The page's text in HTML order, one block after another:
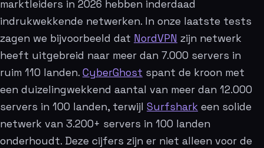
marktleiders in 2026 hebben inderdaad
indrukwekkende netwerken. In onze laatste tests
zagen we bijvoorbeeld dat NordVPN zijn netwerk
heeft uitgebreid naar meer dan 7.000 servers in
ruim 110 landen. CyberGhost spant de kroon met
een duizelingwekkend aantal van meer dan 12.000
servers in 100 landen, terwijl Surfshark een solide
netwerk van 3.200+ servers in 100 landen
onderhoudt. Deze cijfers zijn er niet alleen voor de